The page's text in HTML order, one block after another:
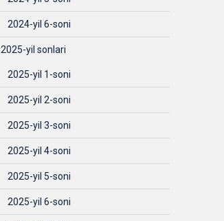
2024-yil 6-soni
2025-yil sonlari
2025-yil 1-soni
2025-yil 2-soni
2025-yil 3-soni
2025-yil 4-soni
2025-yil 5-soni
2025-yil 6-soni